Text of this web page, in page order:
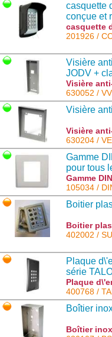
casquette
conçue et
protection
casquette
conçue et
protection
201926 /
Visière
JODV +
Visière
JODV +
630052 /
Visière
Visière
630204 /
Gamme
pour tous
-
Gamme
pour tous
105034 /
Boitier
Boitier
BOITIER
402002 /
Plaque
série
Plaque
TALOS :
400768 /
Boîtier
Boîtier